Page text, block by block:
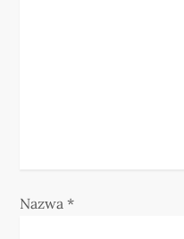
Nazwa*